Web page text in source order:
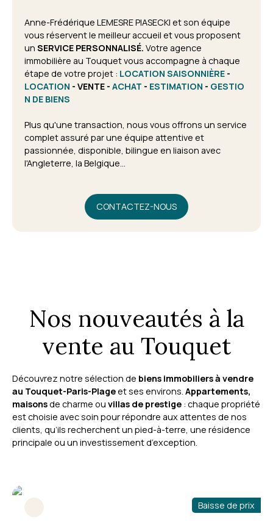
Anne-Frédérique LEMESRE PIASECKI et son équipe
vous réservent le meilleur accueil et vous proposent
un SERVICE PERSONNALISÉ. Votre agence
immobilière au Touquet vous accompagne à chaque
étape de votre projet : LOCATION SAISONNIÈRE -
LOCATION - VENTE - ACHAT - ESTIMATION - GESTIO
N DE BIENS
Plus qu'une transaction, nous vous offrons un service
complet assuré par une équipe attentive et
passionnée, disponible, bilingue en liaison avec
l'Angleterre, la Belgique...
CONTACTEZ-NOUS
Nos nouveautés à la
vente au Touquet
Découvrez notre sélection de biens immobiliers à vendre
au Touquet-Paris-Plageet ses environs. Appartements,
maisonsde charme ou villas de prestige : chaque propriété
est choisie avec soin pour répondre aux attentes de nos
clients, qu’ils recherchent un pied-à-terre, une résidence
principale ou un investissement d’exception.
Baisse de prix